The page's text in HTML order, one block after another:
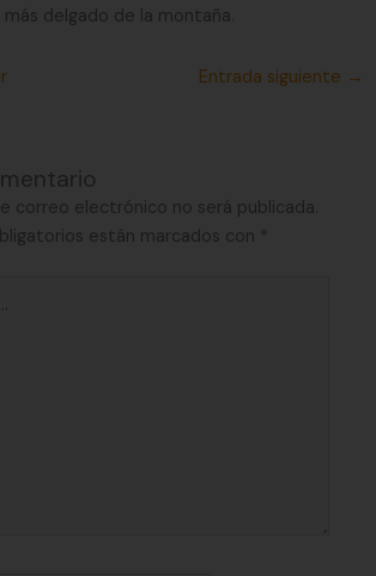
delgado de la montaña.
Entrada siguiente →
correo electrónico no será publicada.
están marcados con